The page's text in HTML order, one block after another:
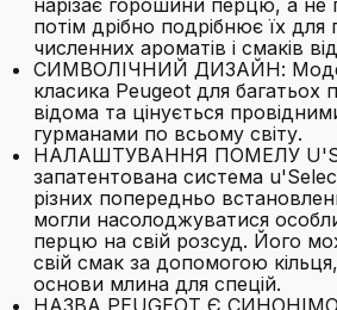
нарізає горошини перцю, а не
потім дрібно подрібнює їх
численних ароматів і смаків
СИМВОЛІЧНИЙ ДИЗАЙН:
класика Peugeot для багатьох
відома та цінується
гурманами по всьому світу.
НАЛАШТУВАННЯ ПОМЕЛУ
запатентована система
різних попередньо
могли насолоджуватися
перцю на свій розсуд. Його
свій смак за допомогою
основи млина для спецій.